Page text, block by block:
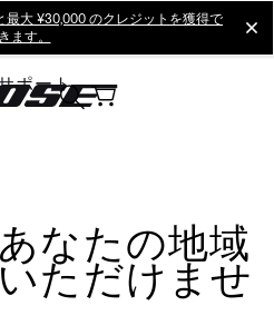
最大 ¥30,000 のクレジットを獲得で
きます。
ポート
なたの地域
ただけませ